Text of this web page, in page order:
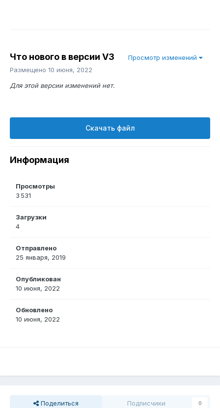
Что нового в версии V3
Просмотр изменений
Размещено 10 июня, 2022
Для этой версии изменений нет.
Скачать файл
Информация
Просмотры
3 531
Загрузки
4
Отправлено
25 января, 2019
Опубликован
10 июня, 2022
Обновлено
10 июня, 2022
Поделиться Подписчики 0